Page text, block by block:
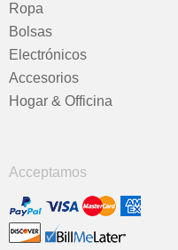
Ropa
Bolsas
Electrónicos
Accesorios
Hogar & Officina
Acceptamos